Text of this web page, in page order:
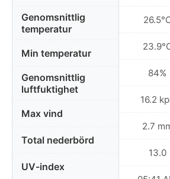
Genomsnittlig
temperatur
Min temperatur
Genomsnittlig
luftfuktighet
Max vind
Total nederbörd
UV-index
84%
16.2
2.7
13.0